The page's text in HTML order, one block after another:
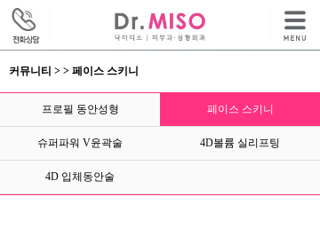
커뮤니티 > > 페이스 스키니
프로필 동안성형 페이스 스키니
슈퍼파워 V윤곽술 4D볼륨 실리프팅
4D 입체동안술